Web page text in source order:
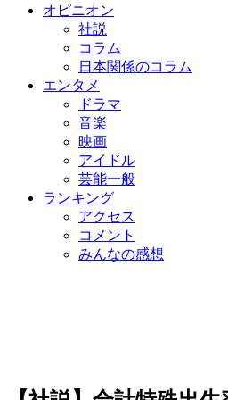
オピニオン
社説
コラム
日本関係のコラム
エンタメ
ドラマ
音楽
映画
アイドル
芸能一般
ランキング
アクセス
コメント
みんなの感想